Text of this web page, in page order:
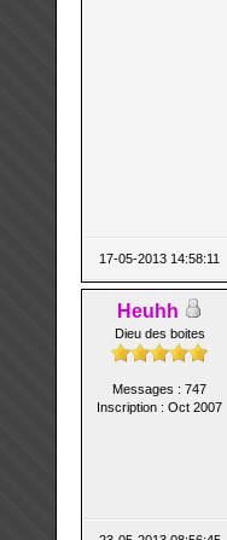
17-05-2013 14:58:11
Heuhh
Dieu des boites
Messages : 747
Inscription : Oct 2007